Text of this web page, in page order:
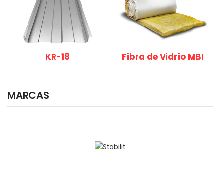
KR-18 Fibra de Vidrio MBI
MARCAS